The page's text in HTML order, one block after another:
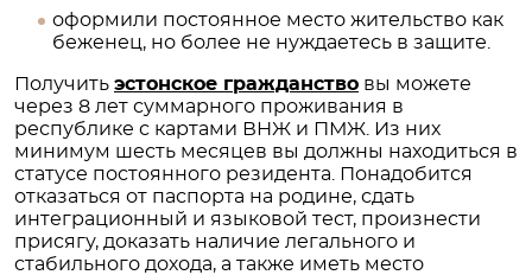
оформили постоянное место жительство как
беженец, но более не нуждаетесь в защите.
Получить эстонское гражданство вы можете
через 8 лет суммарного проживания в
республике с картами ВНЖ и ПМЖ. Из них
минимум шесть месяцев вы должны находиться в
статусе постоянного резидента. Понадобится
отказаться от паспорта на родине, сдать
интеграционный и языковой тест, произнести
присягу, доказать наличие легального и
стабильного дохода, а также иметь место